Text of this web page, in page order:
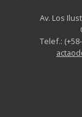
Av. Los
Telef.: